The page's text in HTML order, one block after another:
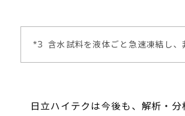
*3 含水試料を液体ごと急速凍結し
日立ハイテクは今後も、解析・分